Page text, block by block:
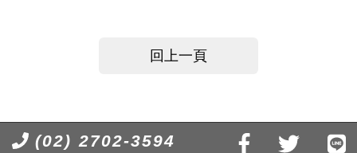
回上一頁
(02) 2702-3594